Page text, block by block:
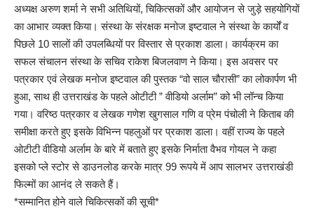
अध्यक्ष अरुण शर्मा ने सभी अतिथियों, चिकित्सकों और आयोजन से जुड़े सहयोगियों
का आभार व्यक्त किया। संस्था के संरक्षक मनोज इष्टवाल ने संस्था के कार्यों व
पिछले 10 सालों की उपलब्धियों पर विस्तार से प्रकाश डाला। कार्यक्रम का
सफल संचालन संस्था के सचिव राकेश बिजलवाण ने किया। इस अवसर पर
पत्रकार एवं लेखक मनोज इष्टवाल की पुस्तक “वो साल चौरासी” का लोकार्पण भी
हुआ, साथ ही उत्तराखंड के पहले ओटीटी ” वीडियो अर्लाम” को भी लॉन्च किया
गया। वरिष्ठ पत्रकार व लेखक गणेश खुगसाल गणि व प्रेम पंचोली ने किताब की
समीक्षा करते हुए इसके विभिन्न पहलुओं पर प्रकाश डाला। वहीं राज्य के पहले
ओटीटी वीडियो अर्लाम के बारे में बताते हुए इसके निर्माता वैभव गोयल ने कहा
इसको प्ले स्टोर से डाउनलोड करके मात्र 99 रूपये में आप सालभर उत्तराखंडी
फिल्मों का आनंद ले सकते हैं।
*सम्मानित होने वाले चिकित्सकों की सूची*